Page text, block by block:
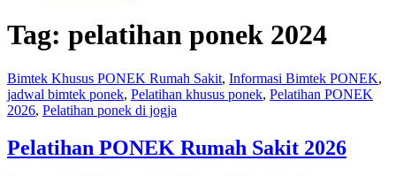
Tag: pelatihan ponek 2024
Bimtek Khusus PONEK Rumah Sakit, Informasi Bimtek PONEK,
jadwal bimtek ponek, Pelatihan khusus ponek, Pelatihan PONEK
2026, Pelatihan ponek di jogja
Pelatihan PONEK Rumah Sakit 2026